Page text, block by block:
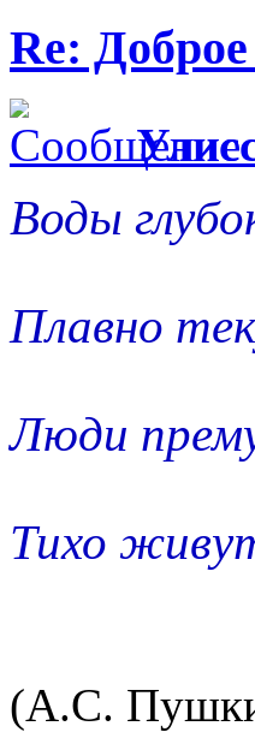
Re:
Воды
Плавно
Люди
Тихо
(А.С.